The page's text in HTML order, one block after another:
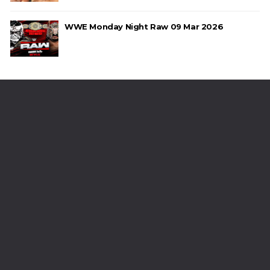
Brawling Birds levam a melhor no Grand Slam
Mexico
Unknown-Aug 06 2026
VAGA GARANTIDA NO CASINO GAUNTLET:
ameaça no Grand Slam Mexico e é brutalizado
WWE Monday Night Raw 09 Mar 2026